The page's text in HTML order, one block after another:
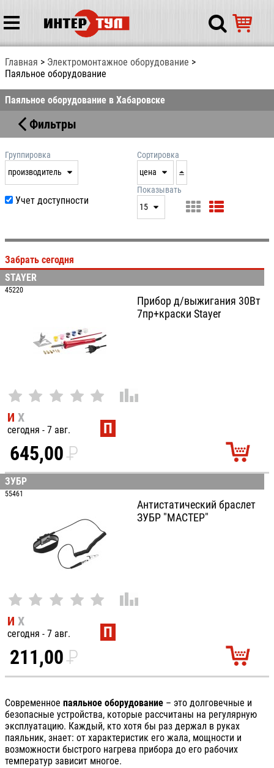
Главная
Электромонтажное оборудование
Паяльное оборудование
Паяльное оборудование в Хабаровске
Фильтры
Группировка
производитель
производитель
Сортировка
цена
дата
цена
артикул
Учет доступности
Показывать
15
25
Забрать сегодня
STAYER
45220
Прибор д/выжигания 30Вт
7пр+краски Stayer
И Х
сегодня - 7 авг. П
645,00P
УБ.
ЗУБР
55461
Антистатический браслет
ЗУБР "МАСТЕР"
И Х
сегодня - 7 авг. П
211,00P
УБ.
Современное паяльное оборудование – это долговечные и
безопасные устройства, которые рассчитаны на регулярную
эксплуатацию. Каждый, кто хотя бы раз держал в руках
паяльник, знает: от характеристик его жала, мощности и
возможности быстрого нагрева прибора до его рабочих
температур зависит многое.